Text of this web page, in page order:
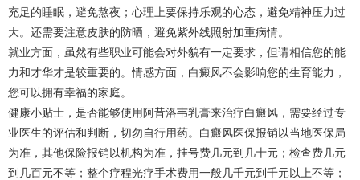
充足的睡眠，避免熬夜；心理上要保持乐观的心态，避免精神压力过
大。还需要注意皮肤的防晒，避免紫外线照射加重病情。
就业方面，虽然有些职业可能会对外貌有一定要求，但请相信您的能
力和才华才是较重要的。情感方面，白癜风不会影响您的生育能力，
您可以拥有幸福的家庭。
健康小贴士，是否能够使用阿昔洛韦乳膏来治疗白癜风，需要经过专
业医生的评估和判断，切勿自行用药。白癜风医保报销以当地医保局
为准，其他保险报销以机构为准，挂号费几元到几十元；检查费几元
到几百元不等；整个疗程光疗手术费用一般几千元到千元以上不等；